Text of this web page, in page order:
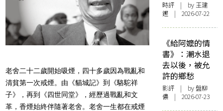
老舍二十二歲開始吸煙，四十多歲因為戰亂和
清貧第一次戒煙。由《貓城記》到《駱駝祥
子》，再到《四世同堂》，經歷過戰亂和文
革，香煙始終伴隨著老舍。老舍一生都在戒煙
時評 | by 王建
鏗 | 2026-07-22
《給阿嬤的情
書》：潮水退
去以後，被允
許的鄉愁
影評 | by 盤柳
儂 | 2026-07-23